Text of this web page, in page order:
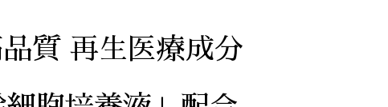
質 再生医療成分